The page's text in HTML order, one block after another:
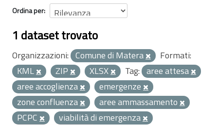
Ordina per
1 dataset trovato
Organizzazioni: Comune di Matera
Formati:
KML
ZIP XLSX Tag: aree attesa
aree accoglienza
emergenze
zone confluenza
aree ammassamento
PCPC
viabilità di emergenza